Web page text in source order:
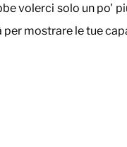
volerci solo un po'
mostrare le tue